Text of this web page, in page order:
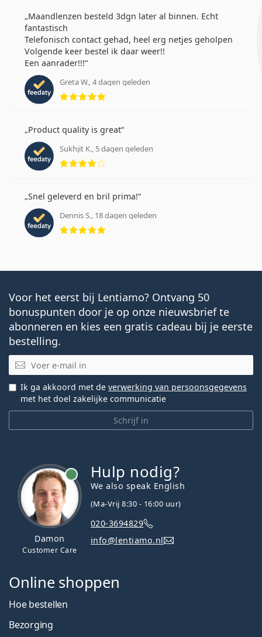
Maandlenzen besteld 3dgn later al binnen. Echt
fantastisch
Telefonisch contact gehad, heel erg netjes geholpen
Volgende keer bestel ik daar weer!!
Een aanrader!!!
Greta W., 4 dagen geleden
Beoordeling 5 van 5
Product quality is great
Sukhjit K., 5 dagen geleden
Beoordeling 4 van 5
Snel geleverd en bril prima!
Dennis S., 18 dagen geleden
Beoordeling 5 van 5
Voor het eerst bij Lentiamo? Ontvang 50
bonuspunten door je op onze nieuwsbrief te
abonneren en kies een gratis cadeau bij je eerste
bestelling.
E-mail
Schrijf in
Ik ga akkoord met de verwerking van persoonsgegevens
met het doel zakelijke communicatie
Damon
Customer Care
Hulp nodig?
We also speak English
(Ma-Vrij 8:30 - 16:00 uur)
020-3694829
info@lentiamo.nl
Online shoppen
Hoe bestellen
Bezorging